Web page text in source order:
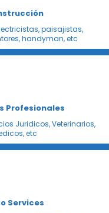
paisajistas,
handyman, etc
Profesionales
Juridicos, Veterinarios,
etc
Services